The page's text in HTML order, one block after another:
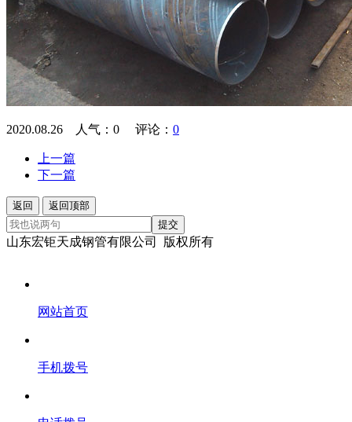
2020.08.26 人气： 0 评论： 0
上一篇
下一篇
返回
返回顶部
提交
山东宏钜天成钢管有限公司 版权所有
网站首页
手机拨号